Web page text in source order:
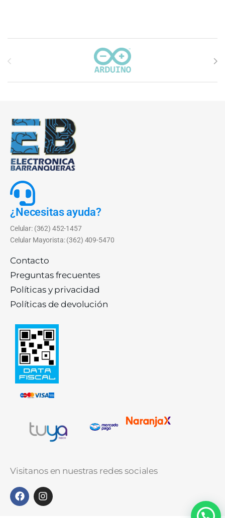
Carrusel de marcas
¿Necesitas ayuda?
Celular: (362) 452-1457
Celular Mayorista: (362) 409-5470
Contacto
Preguntas frecuentes
Políticas y privacidad
Políticas de devolución
Visitanos en nuestras redes sociales